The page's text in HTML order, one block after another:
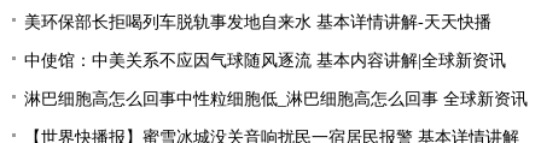
美环保部长拒喝列车脱轨事发地自来水 基本详情讲解-天天快播
中使馆：中美关系不应因气球随风逐流 基本内容讲解|全球新资讯
淋巴细胞高怎么回事中性粒细胞低_淋巴细胞高怎么回事 全球新资讯
【世界快播报】蜜雪冰城没关音响扰民一宿居民报警 基本详情讲解